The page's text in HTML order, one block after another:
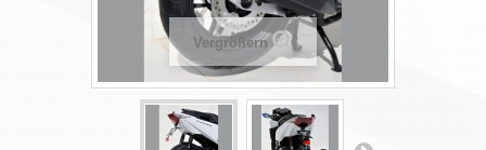
Vergrößern